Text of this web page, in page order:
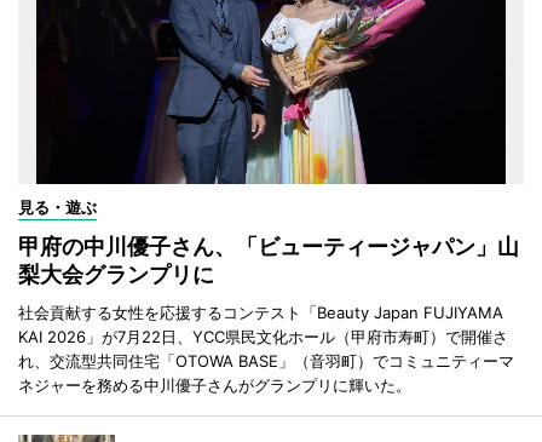
見る・遊ぶ
甲府の中川優子さん、「ビューティージャパン」山
梨大会グランプリに
社会貢献する女性を応援するコンテスト「Beauty Japan FUJIYAMA
KAI 2026」が7月22日、YCC県民文化ホール（甲府市寿町）で開催さ
れ、交流型共同住宅「OTOWA BASE」（音羽町）でコミュニティーマ
ネジャーを務める中川優子さんがグランプリに輝いた。